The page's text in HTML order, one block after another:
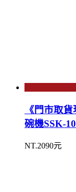
《門市取
碗機SSK-
NT.2090元